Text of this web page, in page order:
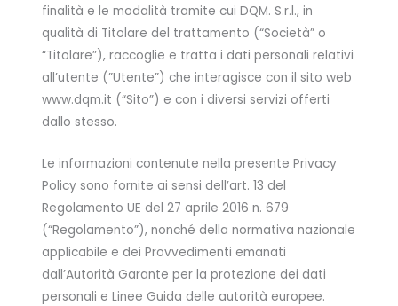
finalità e le modalità tramite cui DQM. S.r.l., in
qualità di Titolare del trattamento (“Società” o
“Titolare”), raccoglie e tratta i dati personali relativi
all’utente (”Utente”) che interagisce con il sito web
www.dqm.it (“Sito”) e con i diversi servizi offerti
dallo stesso.
Le informazioni contenute nella presente Privacy
Policy sono fornite ai sensi dell’art. 13 del
Regolamento UE del 27 aprile 2016 n. 679
(“Regolamento”), nonché della normativa nazionale
applicabile e dei Provvedimenti emanati
dall’Autorità Garante per la protezione dei dati
personali e Linee Guida delle autorità europee.